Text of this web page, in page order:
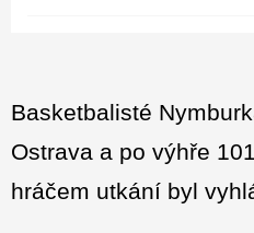
Basketbalisté
Ostrava a po výhře
hráčem utkání byl